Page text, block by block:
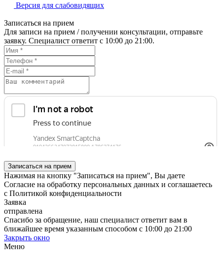
Версия для слабовидящих
Записаться на прием
Для записи на прием / получении консультации, отправьте
заявку. Специалист ответит с 10:00 до 21:00.
Записаться на прием
Нажимая на кнопку "Записаться на прием", Вы даете
Согласие на обработку персональных данных и соглашаетесь
с Политикой конфиденциальности
Заявка
отправлена
Спасибо за обращение, наш специалист ответит вам в
ближайшее время указанным способом с 10:00 до 21:00
Закрыть окно
Меню